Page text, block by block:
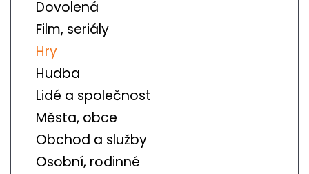
Dovolená
Film, seriály
Hry
Hudba
Lidé a společnost
Města, obce
Obchod a služby
Osobní, rodinné